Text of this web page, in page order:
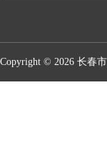
Copyright © 2026 长春